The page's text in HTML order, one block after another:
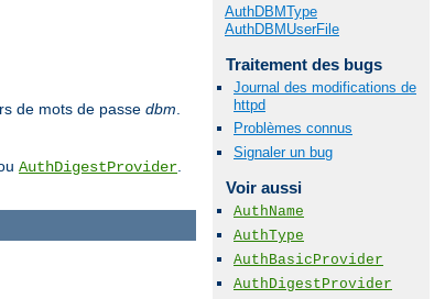
de mots de passe dbm.
AuthDigestProvider.
AuthDBMType
AuthDBMUserFile
Traitement des bugs
Journal des modifications de
httpd
Problèmes connus
Signaler un bug
Voir aussi
AuthName
AuthType
AuthBasicProvider
AuthDigestProvider